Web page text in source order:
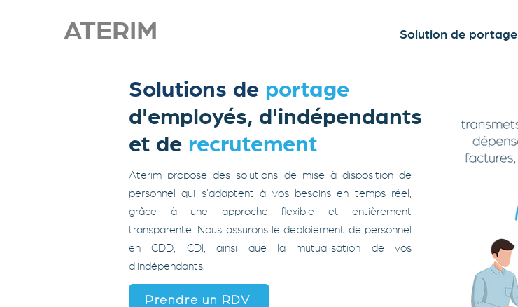
ATERIM Solution de portage
Solutions de portage
d'employés, d'indépendants
et de recrutement
Aterim propose des solutions de mise à disposition de
personnel qui s'adaptent à vos besoins en temps réel,
grâce à une approche flexible et entièrement
transparente. Nous assurons le déploiement de personnel
en CDD, CDI, ainsi que la mutualisation de vos
d'indépendants
Prendre un RDV